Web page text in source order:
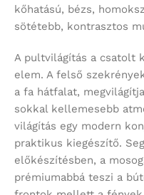
kőhatású, bézs,
sötétebb, kontrasztos
A pultvilágítás a csatolt
elem. A felső
a fa hátfalat,
sokkal kellemesebb
világítás egy modern
praktikus kiegészítő.
előkészítésben, a
prémiumabbá teszi a